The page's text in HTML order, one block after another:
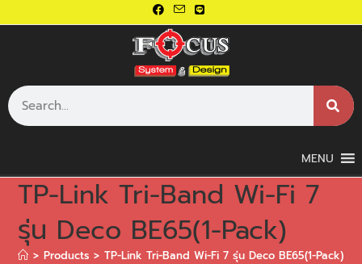
MENU
TP-Link Tri-Band Wi-Fi 7
รุ่น Deco BE65(1-Pack)
> Products > TP-Link Tri-Band Wi-Fi 7 รุ่น Deco BE65(1-Pack)